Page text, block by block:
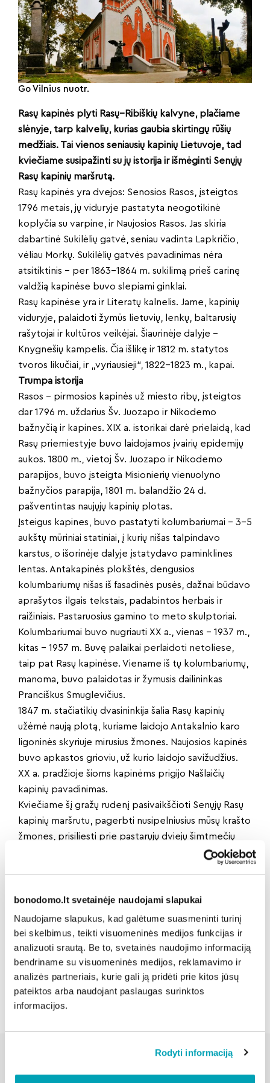
bonodomo.lt svetainėje naudojami slapukai
Naudojame slapukus, kad galėtume suasmeninti turinį
bei skelbimus, teikti visuomeninės medijos funkcijas ir
analizuoti srautą. Be to, svetainės naudojimo informaciją
bendriname su visuomeninės medijos, reklamavimo ir
analizės partneriais, kurie gali ją pridėti prie kitos jūsų
pateiktos arba naudojant paslaugas surinktos
informacijos.
Rodyti informaciją
Go Vilnius nuotr.
Rasų kapinės plyti Rasų–Ribiškių kalvyne, plačiame
slėnyje, tarp kalvelių, kurias gaubia skirtingų rūšių
medžiais. Tai vienos seniausių kapinių Lietuvoje, tad
kviečiame susipažinti su jų istorija ir išmėginti Senųjų
Rasų kapinių maršrutą.
Rasų kapinės yra dvejos: Senosios Rasos, įsteigtos
1796 metais, jų viduryje pastatyta neogotikinė
koplyčia su varpine, ir Naujosios Rasos. Jas skiria
dabartinė Sukilėlių gatvė, seniau vadinta Lapkričio,
vėliau Morkų. Sukilėlių gatvės pavadinimas nėra
atsitiktinis – per 1863–1864 m. sukilimą prieš carinę
valdžią kapinėse buvo slepiami ginklai.
Rasų kapinėse yra ir Literatų kalnelis. Jame, kapinių
viduryje, palaidoti žymūs lietuvių, lenkų, baltarusių
rašytojai ir kultūros veikėjai. Šiaurinėje dalyje –
Knygnešių kampelis. Čia išlikę ir 1812 m. statytos
tvoros likučiai, ir „vyriausieji“, 1822–1823 m., kapai.
Trumpa istorija
Rasos – pirmosios kapinės už miesto ribų, įsteigtos
dar 1796 m. uždarius Šv. Juozapo ir Nikodemo
bažnyčią ir kapines. XIX a. istorikai darė prielaidą, kad
Rasų priemiestyje buvo laidojamos įvairių epidemijų
aukos. 1800 m., vietoj Šv. Juozapo ir Nikodemo
parapijos, buvo įsteigta Misionierių vienuolyno
bažnyčios parapija, 1801 m. balandžio 24 d.
pašventintas naujųjų kapinių plotas.
Įsteigus kapines, buvo pastatyti kolumbariumai – 3–5
aukštų mūriniai statiniai, į kurių nišas talpindavo
karstus, o išorinėje dalyje įstatydavo paminklines
lentas. Antakapinės plokštės, dengusios
kolumbariumų nišas iš fasadinės pusės, dažnai būdavo
aprašytos ilgais tekstais, padabintos herbais ir
raižiniais. Pastaruosius gamino to meto skulptoriai.
Kolumbariumai buvo nugriauti XX a., vienas – 1937 m.,
kitas – 1957 m. Buvę palaikai perlaidoti netoliese,
taip pat Rasų kapinėse. Viename iš tų kolumbariumų,
manoma, buvo palaidotas ir žymusis dailininkas
Pranciškus Smuglevičius.
1847 m. stačiatikių dvasininkija šalia Rasų kapinių
užėmė naują plotą, kuriame laidojo Antakalnio karo
ligoninės skyriuje mirusius žmones. Naujosios kapinės
buvo apkastos grioviu, už kurio laidojo savižudžius.
XX a. pradžioje šioms kapinėms prigijo Našlaičių
kapinių pavadinimas.
Kviečiame šį gražų rudenį pasivaikščioti Senųjų Rasų
kapinių maršrutu, pagerbti nusipelniusius mūsų krašto
žmones, prisiliesti prie pastarųjų dviejų šimtmečių
Vilniaus istorijos, pažinti XIX a. ir XX a. pr. čia
gyvenusius žmones. Rasų kapinių maršrutą rasite
Dalintis naujiena:
Atgal